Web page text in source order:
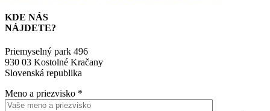
KDE NÁS
NÁJDETE?
Priemyselný park 496
930 03 Kostolné Kračany
Slovenská republika
Meno a priezvisko *